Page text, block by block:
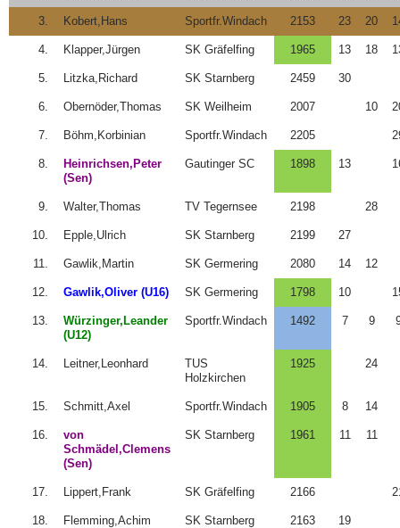
3. Kobert,Hans Sportfr.Windach 2153 23 20
4. Klapper,Jürgen SK Gräfelfing 1965 13 18
5. Litzka,Richard SK Starnberg 2459 30
6. Obernöder,Thomas SK Weilheim 2007 10
7. Böhm,Korbinian Sportfr.Windach 2205
8.
Heinrichsen,Peter
(Sen)
Gautinger SC 1898 13
9. Walter,Thomas TV Tegernsee 2198 28
10. Epple,Ulrich SK Starnberg 2199 27
11. Gawlik,Martin SK Germering 2080 14 12
12. Gawlik,Oliver (U16) SK Germering 1798 10
13.
Würzinger,Leander
(U12)
Sportfr.Windach 1492 7 9
14. Leitner,Leonhard
TUS
Holzkirchen
1925 24
15. Schmitt,Axel Sportfr.Windach 1905 8 14
16.
von
Schmädel,Clemens
(Sen)
SK Starnberg 1961 11 11
17. Lippert,Frank SK Gräfelfing 2166
18. Flemming,Achim SK Starnberg 2163 19